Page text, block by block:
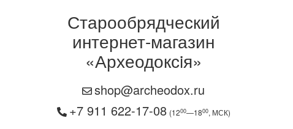
Старообрядческий
интернет-магазин
«Археодоксiя»
shop@archeodox.ru
+7 911 622-17-08 (1200—1800, МСК)